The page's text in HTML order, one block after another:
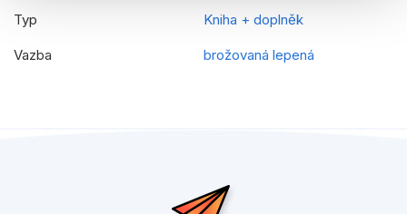
Typ Kniha + doplněk
Vazba brožovaná lepená